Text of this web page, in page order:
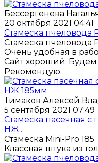
Бессергенева
20 октября 2021 04:41
Стамеска пчеловода
Стамеска пчеловода
Очень удобная в
Сайт хороший. Будем
Рекомендую.
Тимаков Алексей
5 сентября 2021 07:49
Стамеска пасечная с
НЖ...
Стамеска Mini-Pro 185
Классная штука из